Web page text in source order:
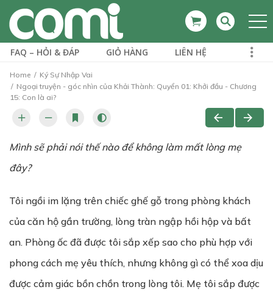
FAQ – HỎI & ĐÁP GIỎ HÀNG LIÊN HỆ
Home
Ký Sự Nhập Vai
Ngoại truyện - góc nhìn của Khải Thành: Quyển 01: Khởi đầu - Chương
15: Con là ai?
Mình sẽ phải nói thế nào để không làm mất lòng mẹ
đây?
Tôi ngồi im lặng trên chiếc ghế gỗ trong phòng khách
của căn hộ gần trường, lòng tràn ngập hồi hộp và bất
an. Phòng ốc đã được tôi sắp xếp sao cho phù hợp với
phong cách mẹ yêu thích, nhưng không gì có thể xoa dịu
được cảm giác bồn chồn trong lòng tôi. Mẹ tôi sắp được